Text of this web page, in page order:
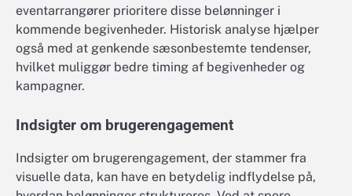
eventarrangører prioritere disse belønninger i
kommende begivenheder. Historisk analyse hjælper
også med at genkende sæsonbestemte tendenser,
hvilket muliggør bedre timing af begivenheder og
kampagner.
Indsigter om brugerengagement
Indsigter om brugerengagement, der stammer fra
visuelle data, kan have en betydelig indflydelse på,